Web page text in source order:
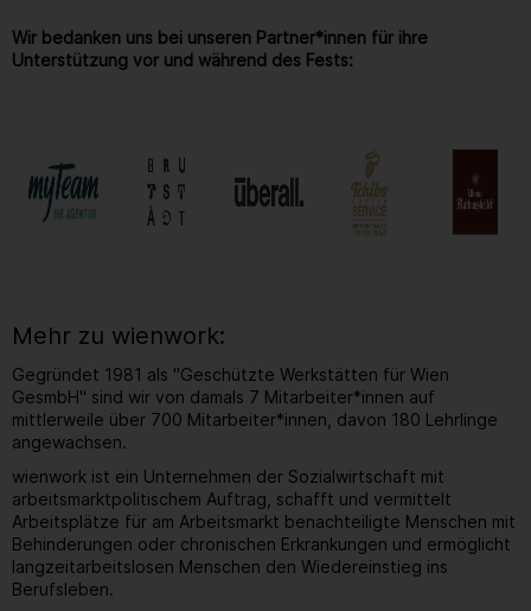
Wir bedanken uns bei unseren Partner*innen für ihre
Unterstützung vor und während des Fests:
Mehr zu wienwork:
Gegründet 1981 als "Geschützte Werkstätten für Wien
GesmbH" sind wir von damals 7 Mitarbeiter*innen auf
mittlerweile über 700 Mitarbeiter*innen, davon 180 Lehrlinge
angewachsen.
wienwork ist ein Unternehmen der Sozialwirtschaft mit
arbeitsmarktpolitischem Auftrag, schafft und vermittelt
Arbeitsplätze für am Arbeitsmarkt benachteiligte Menschen mit
Behinderungen oder chronischen Erkrankungen und ermöglicht
langzeitarbeitslosen Menschen den Wiedereinstieg ins
Berufsleben.